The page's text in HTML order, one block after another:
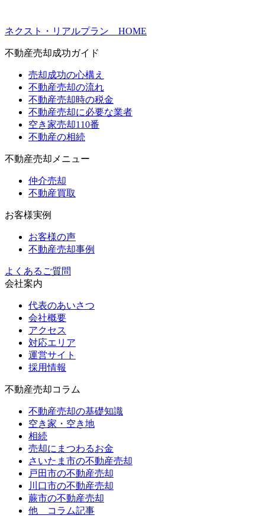
ネクスト・リアルプラン HOME
不動産売却成功ガイド
売却成功の心構え
不動産売却の流れ
不動産売却時の税金
不動産売却に必要な業者
空き家売却110番
不動産の相続
不動産売却メニュー
仲介売却
不動産買取
お客様実例
お客様の声
不動産売却事例
よくあるご質問
会社案内
代表のあいさつ
会社概要
アクセス
対応エリア
運営サイト
採用情報
不動産売却コラム
不動産売却の基礎知識
空き家・空き地
相続
売却にまつわるお金
さいたま市の不動産売却
戸田市の不動産売却
川口市の不動産売却
蕨市の不動産売却
他 コラム記事